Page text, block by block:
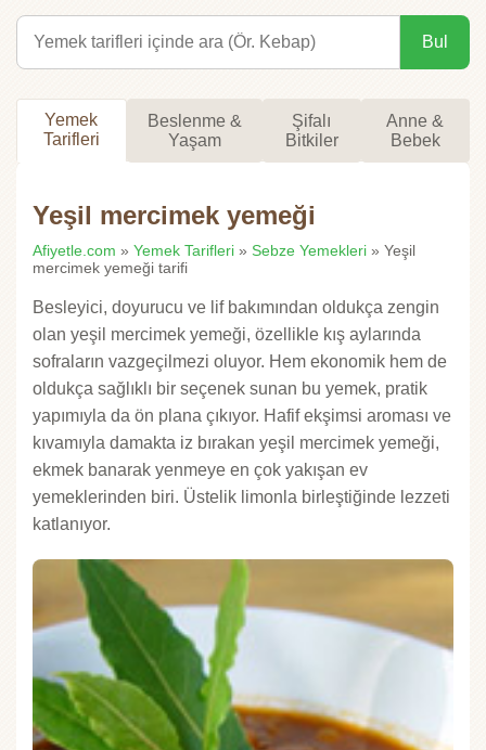
Bul
Yemek
Tarifleri
Beslenme &
Yaşam
Şifalı
Bitkiler
Anne &
Bebek
Yeşil mercimek yemeği
Afiyetle.com » Yemek Tarifleri » Sebze Yemekleri » Yeşil
mercimek yemeği tarifi
Besleyici, doyurucu ve lif bakımından oldukça zengin
olan yeşil mercimek yemeği, özellikle kış aylarında
sofraların vazgeçilmezi oluyor. Hem ekonomik hem de
oldukça sağlıklı bir seçenek sunan bu yemek, pratik
yapımıyla da ön plana çıkıyor. Hafif ekşimsi aroması ve
kıvamıyla damakta iz bırakan yeşil mercimek yemeği,
ekmek banarak yenmeye en çok yakışan ev
yemeklerinden biri. Üstelik limonla birleştiğinde lezzeti
katlanıyor.